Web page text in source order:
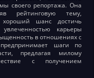
своего репортажа. Она
рейтинговую тему,
хороший шанс достичь
карьеры
в отношениях с
шаги по
предлагая милому
с получением